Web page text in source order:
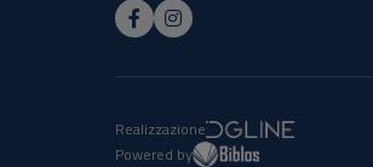
Realizzazione
Powered by